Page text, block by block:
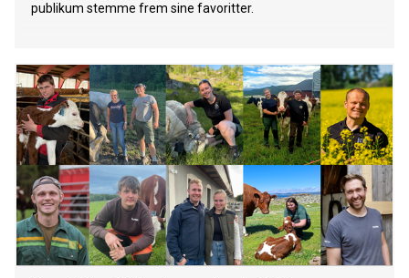
publikum stemme frem sine favoritter.